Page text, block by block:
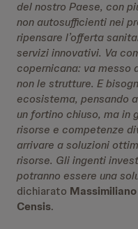
del nostro Paese, con
non autosufficienti nei
ripensare l’offerta
servizi innovativi. Va
copernicana: va
non le strutture. E
ecosistema, pensando
un fortino chiuso, ma in
risorse e competenze
arrivare a soluzioni
risorse. Gli ingenti
potranno essere una
dichiarato
Censis.